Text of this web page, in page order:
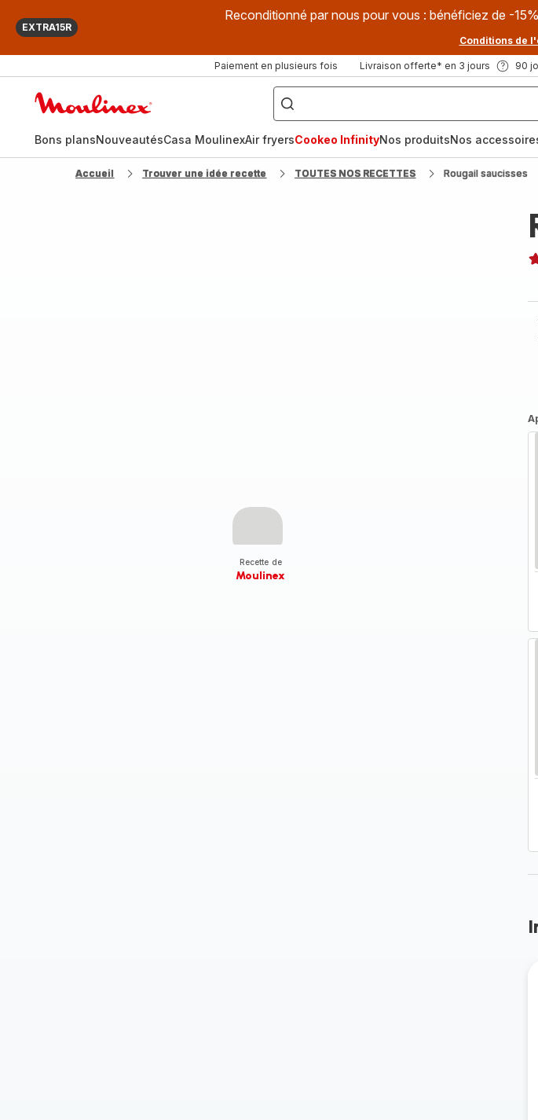
EXTRA15R
Reconditionné par nous pour vous : bénéficiez de -
Conditions de
Paiement en plusieurs fois Livraison offerte* en 3 jours 90
["Que
recherchez-
vous
?",
fryer",
"Companion"]
Bons plansNouveautésCasa MoulinexAir fryersCookeo InfinityNos produitsNos
Accueil Trouver une idée recette TOUTES NOS RECETTES Rougail saucisses
Recette de
Moulinex